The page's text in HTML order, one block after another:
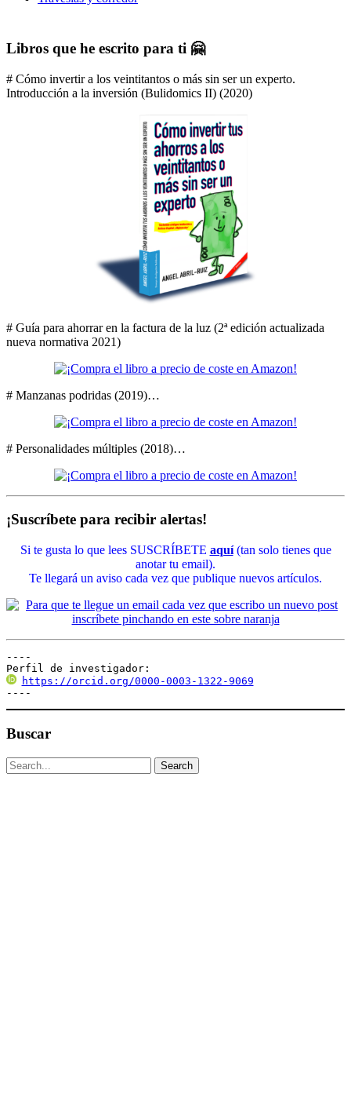
Libros que he escrito para ti 🤗
# Cómo invertir a los veintitantos o más sin ser un experto.
Introducción a la inversión (Bulidomics II) (2020)
# Guía para ahorrar en la factura de la luz (2ª edición actualizada
nueva normativa 2021)
# Manzanas podridas (2019)…
# Personalidades múltiples (2018)…
¡Suscríbete para recibir alertas!
Si te gusta lo que lees SUSCRÍBETE aquí(tan solo tienes que
anotar tu email).
Te llegará un aviso cada vez que publique nuevos artículos.
----
Perfil de investigador:
https://orcid.org/0000-0003-1322-9069
----
Buscar